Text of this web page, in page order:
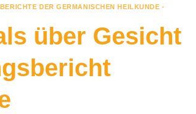
DER GERMANISCHEN HEILKUNDE -
über Gesicht